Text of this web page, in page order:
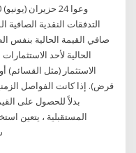
التدفقات النقدية
صافي القيمة الحالية بنفس
الحالية لأحد
الاستثمار (مثل
قرض). إذا كانت الفواصل